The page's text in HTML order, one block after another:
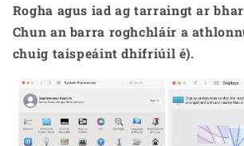
Rogha agus iad ag tarraingt ar
Chun an barra roghchláir a
chuig taispeáint dhifriúil é).